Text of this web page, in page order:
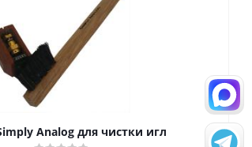
Analog для чистки игл